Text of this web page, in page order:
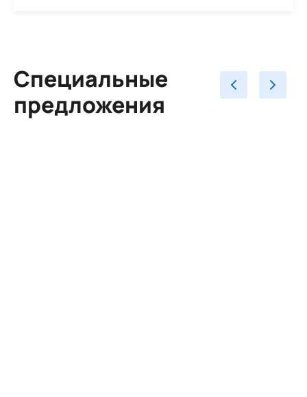
Специальные
предложения